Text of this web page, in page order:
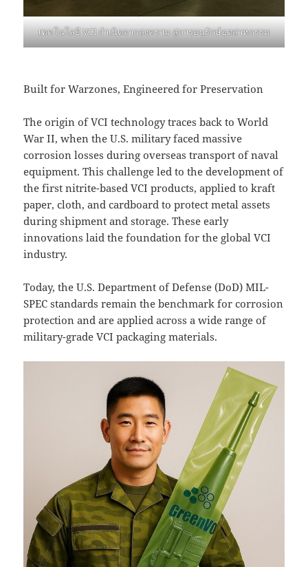
เทคโนโลยี VCI กำเนิดจากสงคราม สู่การอนุรักษ์อุตสาหกรรม
Built for Warzones, Engineered for Preservation
The origin of VCI technology traces back to World
War II, when the U.S. military faced massive
corrosion losses during overseas transport of naval
equipment. This challenge led to the development of
the first nitrite-based VCI products, applied to kraft
paper, cloth, and cardboard to protect metal assets
during shipment and storage. These early
innovations laid the foundation for the global VCI
industry.
Today, the U.S. Department of Defense (DoD) MIL-
SPEC standards remain the benchmark for corrosion
protection and are applied across a wide range of
military-grade VCI packaging materials.